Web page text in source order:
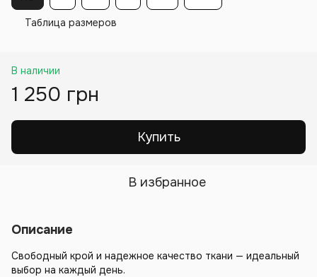
Таблица размеров
В наличии
1 250 грн
Купить
В избранное
Описание
Свободный крой и надежное качество ткани — идеальный
выбор на каждый день.